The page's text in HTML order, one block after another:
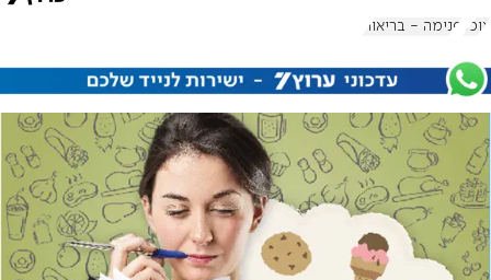
אוכל פנימה - בריאות